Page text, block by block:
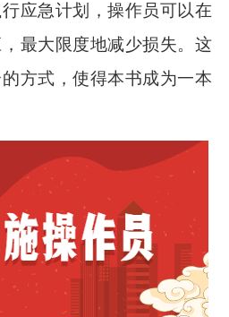
应急计划，操作员可以在
最大限度地减少损失。这
方式，使得本书成为一本